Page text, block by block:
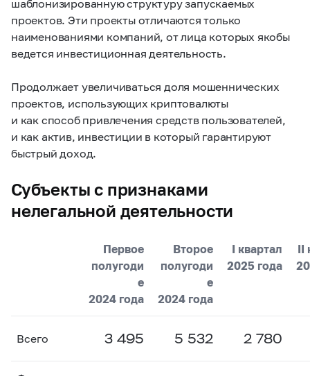
шаблонизированную структуру запускаемых
проектов. Эти проекты отличаются только
наименованиями компаний, от лица которых якобы
ведется инвестиционная деятельность.
Продолжает увеличиваться доля мошеннических
проектов, использующих криптовалюты
и как способ привлечения средств пользователей,
и как актив, инвестиции в который гарантируют
быстрый доход.
Субъекты с признаками
нелегальной деятельности
Первое
полугоди
е
2024 года
Второе
полугоди
е
2024 года
I квартал
2025 года
II
Всего 3 495 5 532 2 780